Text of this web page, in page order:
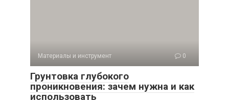
Материалы и инструмент 0
Грунтовка глубокого
проникновения: зачем нужна и как
использовать